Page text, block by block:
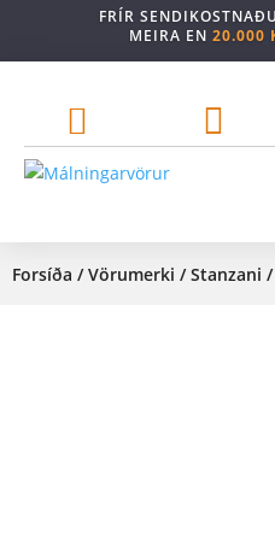
FRÍR
MEIRA EN 20.000
 
Forsíða /Vörumerki /Stanzani